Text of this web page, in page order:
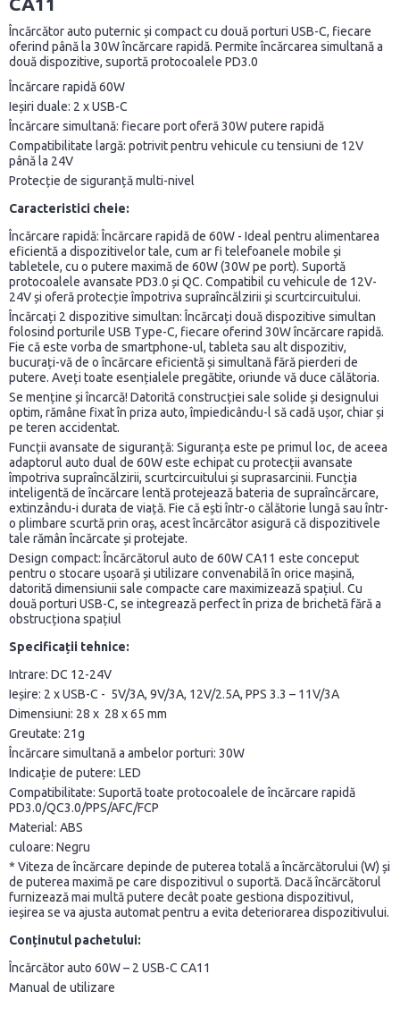
Încărcător auto puternic și compact cu două porturi USB-C, fiecare
oferind până la 30W încărcare rapidă. Permite încărcarea simultană a
două dispozitive, suportă protocoalele PD3.0
Încărcare rapidă 60W
Ieșiri duale: 2 x USB-C
Încărcare simultană: fiecare port oferă 30W putere rapidă
Compatibilitate largă: potrivit pentru vehicule cu tensiuni de 12V
până la 24V
Protecție de siguranță multi-nivel
Caracteristici cheie:
Încărcare rapidă: Încărcare rapidă de 60W - Ideal pentru alimentarea
eficientă a dispozitivelor tale, cum ar fi telefoanele mobile și
tabletele, cu o putere maximă de 60W (30W pe port). Suportă
protocoalele avansate PD3.0 și QC. Compatibil cu vehicule de 12V-
24V și oferă protecție împotriva supraîncălzirii și scurtcircuitului.
Încărcați 2 dispozitive simultan: Încărcați două dispozitive simultan
folosind porturile USB Type-C, fiecare oferind 30W încărcare rapidă.
Fie că este vorba de smartphone-ul, tableta sau alt dispozitiv,
bucurați-vă de o încărcare eficientă și simultană fără pierderi de
putere. Aveți toate esențialele pregătite, oriunde vă duce călătoria.
Se menține și încarcă! Datorită construcției sale solide și designului
optim, rămâne fixat în priza auto, împiedicându-l să cadă ușor, chiar și
pe teren accidentat.
Funcții avansate de siguranță: Siguranța este pe primul loc, de aceea
adaptorul auto dual de 60W este echipat cu protecții avansate
împotriva supraîncălzirii, scurtcircuitului și suprasarcinii. Funcția
inteligentă de încărcare lentă protejează bateria de supraîncărcare,
extinzându-i durata de viață. Fie că ești într-o călătorie lungă sau într-
o plimbare scurtă prin oraș, acest încărcător asigură că dispozitivele
tale rămân încărcate și protejate.
Design compact: Încărcătorul auto de 60W CA11 este conceput
pentru o stocare ușoară și utilizare convenabilă în orice mașină,
datorită dimensiunii sale compacte care maximizează spațiul. Cu
două porturi USB-C, se integrează perfect în priza de brichetă fără a
obstrucționa spațiul
Specificații tehnice:
Intrare: DC 12-24V
Ieșire: 2 x USB-C - 5V/3A, 9V/3A, 12V/2.5A, PPS 3.3 – 11V/3A
Dimensiuni: 28 x 28 x 65 mm
Greutate: 21g
Încărcare simultană a ambelor porturi: 30W
Indicație de putere: LED
Compatibilitate: Suportă toate protocoalele de încărcare rapidă
PD3.0/QC3.0/PPS/AFC/FCP
Material: ABS
culoare: Negru
* Viteza de încărcare depinde de puterea totală a încărcătorului (W) și
de puterea maximă pe care dispozitivul o suportă. Dacă încărcătorul
furnizează mai multă putere decât poate gestiona dispozitivul,
ieșirea se va ajusta automat pentru a evita deteriorarea dispozitivului.
Conținutul pachetului:
Încărcător auto 60W – 2 USB-C CA11
Manual de utilizare